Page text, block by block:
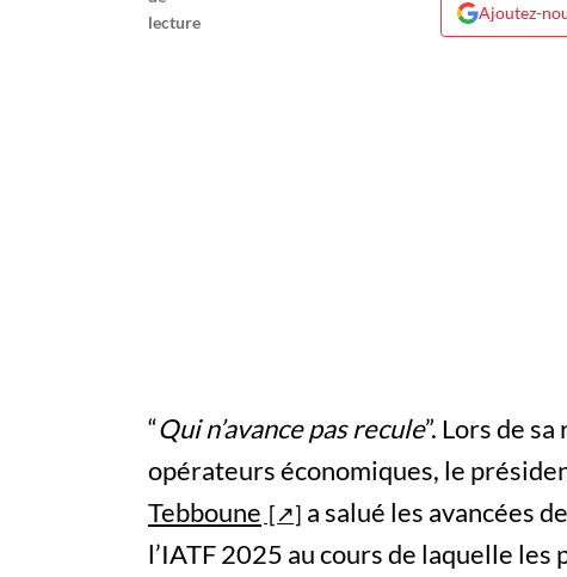
Ajoutez-
“Qui n’avance pas recule”. Lors de
opérateurs économiques, le
Tebboune
a salué les avancées
l’IATF 2025 au cours de laquelle